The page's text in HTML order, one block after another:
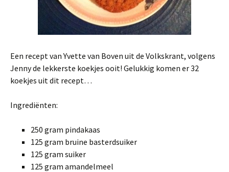
Een recept van Yvette van Boven uit de Volkskrant, volgens
Jenny de lekkerste koekjes ooit! Gelukkig komen er 32
koekjes uit dit recept…
Ingrediënten:
250 gram pindakaas
125 gram bruine basterdsuiker
125 gram suiker
125 gram amandelmeel